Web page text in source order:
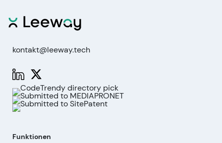
kontakt@leeway.tech
Funktionen